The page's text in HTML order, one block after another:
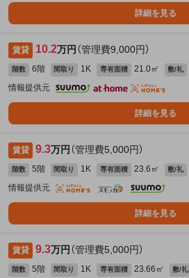
詳細を見る
賃貸 10.2万円 （管理費9,000円）
階数 6階 間取り 1K 専有面積 21.0㎡ 敷/礼
情報提供元
詳細を見る
賃貸 9.3万円 （管理費5,000円）
階数 5階 間取り 1K 専有面積 23.6㎡ 敷/礼
情報提供元
詳細を見る
賃貸 9.3万円 （管理費5,000円）
階数 5階 間取り 1K 専有面積 23.66㎡ 敷/礼